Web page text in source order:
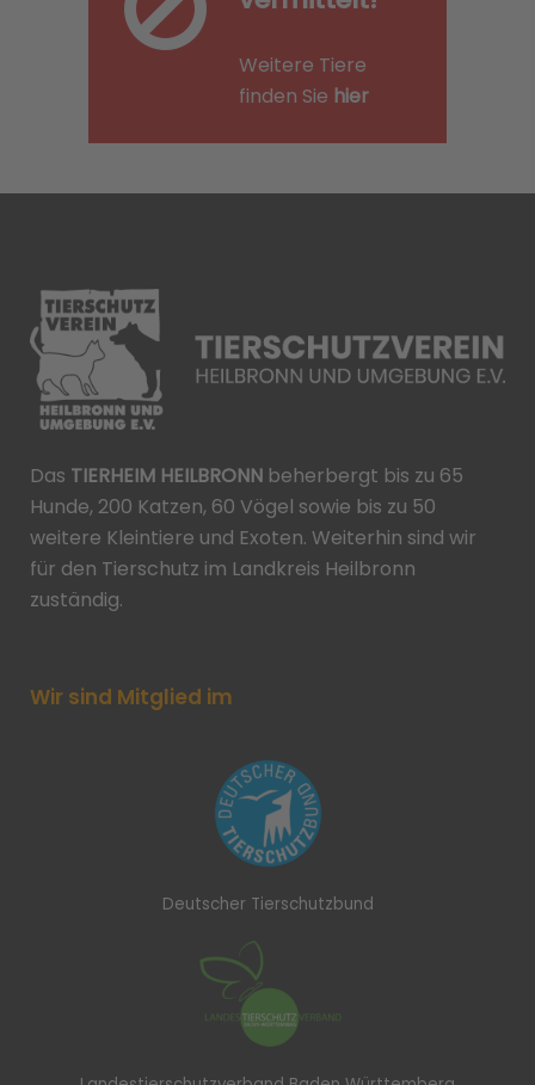
Weitere Tiere
finden Sie hier
Das TIERHEIM HEILBRONN beherbergt bis zu 65
Hunde, 200 Katzen, 60 Vögel sowie bis zu 50
weitere Kleintiere und Exoten. Weiterhin sind wir
für den Tierschutz im Landkreis Heilbronn
zuständig.
Wir sind Mitglied im
Deutscher Tierschutzbund